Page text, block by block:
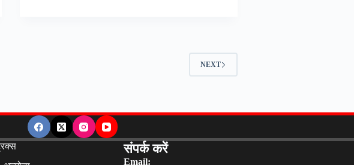
से
उतरे
NEXT
संपर्क करें
Email: